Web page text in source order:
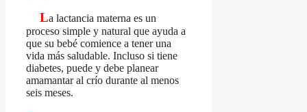
La lactancia materna es un
proceso simple y natural que ayuda a
que su bebé comience a tener una
vida más saludable. Incluso si tiene
diabetes, puede y debe planear
amamantar al crío durante al menos
seis meses.